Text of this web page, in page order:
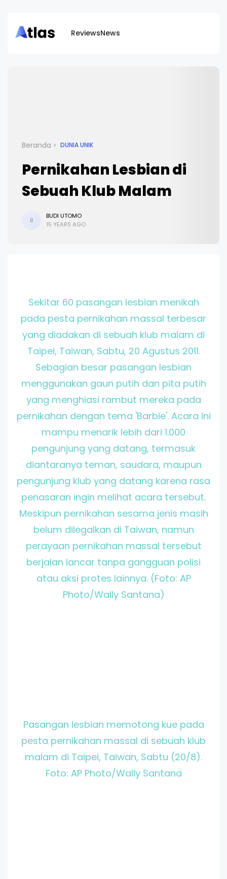
ReviewsNews
Beranda DUNIA UNIK
Pernikahan Lesbian di
Sebuah Klub Malam
B
BUDI UTOMO
15 YEARS AGO
Sekitar 60 pasangan lesbian menikah
pada pesta pernikahan massal terbesar
yang diadakan di sebuah klub malam di
Taipei, Taiwan, Sabtu, 20 Agustus 2011.
Sebagian besar pasangan lesbian
menggunakan gaun putih dan pita putih
yang menghiasi rambut mereka pada
pernikahan dengan tema 'Barbie'. Acara ini
mampu menarik lebih dari 1.000
pengunjung yang datang, termasuk
diantaranya teman, saudara, maupun
pengunjung klub yang datang karena rasa
penasaran ingin melihat acara tersebut.
Meskipun pernikahan sesama jenis masih
belum dilegalkan di Taiwan, namun
perayaan pernikahan massal tersebut
berjalan lancar tanpa gangguan polisi
atau aksi protes lainnya. (Foto: AP
Photo/Wally Santana)
Pasangan lesbian memotong kue pada
pesta pernikahan massal di sebuah klub
malam di Taipei, Taiwan, Sabtu (20/8).
Foto: AP Photo/Wally Santana